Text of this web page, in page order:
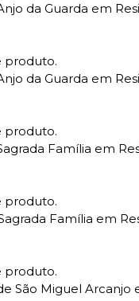
da Guarda em
produto.
da Guarda em
produto.
Família em
produto.
Família em
produto.
São Miguel Arcanjo